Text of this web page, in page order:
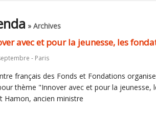
» Archives
avec et pour la jeunesse, les
- Paris
français des Fonds et Fondations
thème "Innover avec et pour la jeunesse,
Hamon, ancien ministre